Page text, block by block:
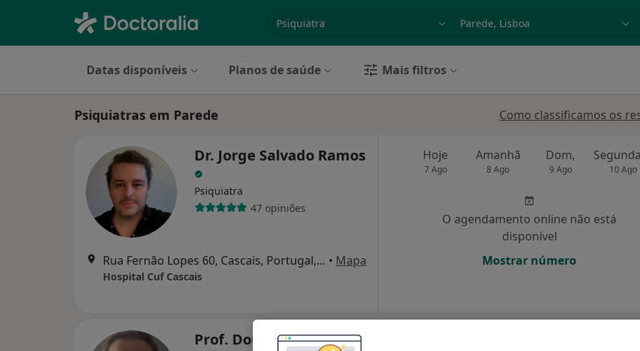
Datas disponíveis Planos de saúde Mais filtros
Psiquiatras em Parede Como classificamos os
Dr. Jorge Salvado Ramos
Psiquiatra
47 opiniões
Rua Fernão Lopes 60, Cascais, Portugal, Cascais • Mapa
Hospital Cuf Cascais
Hoje
7 Ago
Amanhã
8 Ago
Dom,
9 Ago 10 Ago
O agendamento online não está
disponível
Mostrar número
Prof. Doutor António